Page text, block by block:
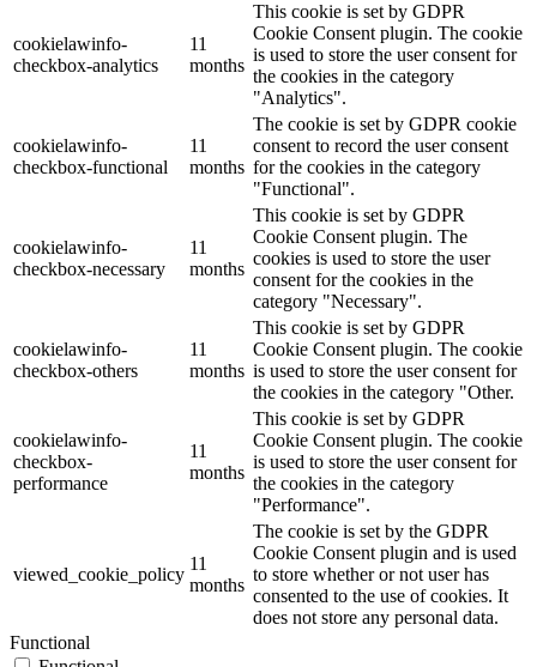
cookielawinfo-
checkbox-analytics
11
months
This cookie is set by GDPR
Cookie Consent plugin. The cookie
is used to store the user consent for
the cookies in the category
"Analytics".
cookielawinfo-
checkbox-functional
11
months
The cookie is set by GDPR cookie
consent to record the user consent
for the cookies in the category
"Functional".
cookielawinfo-
checkbox-necessary
11
months
This cookie is set by GDPR
Cookie Consent plugin. The
cookies is used to store the user
consent for the cookies in the
category "Necessary".
cookielawinfo-
checkbox-others
11
months
This cookie is set by GDPR
Cookie Consent plugin. The cookie
is used to store the user consent for
the cookies in the category "Other.
cookielawinfo-
checkbox-
performance
11
months
This cookie is set by GDPR
Cookie Consent plugin. The cookie
is used to store the user consent for
the cookies in the category
"Performance".
viewed_cookie_policy
11
months
The cookie is set by the GDPR
Cookie Consent plugin and is used
to store whether or not user has
consented to the use of cookies. It
does not store any personal data.
Functional